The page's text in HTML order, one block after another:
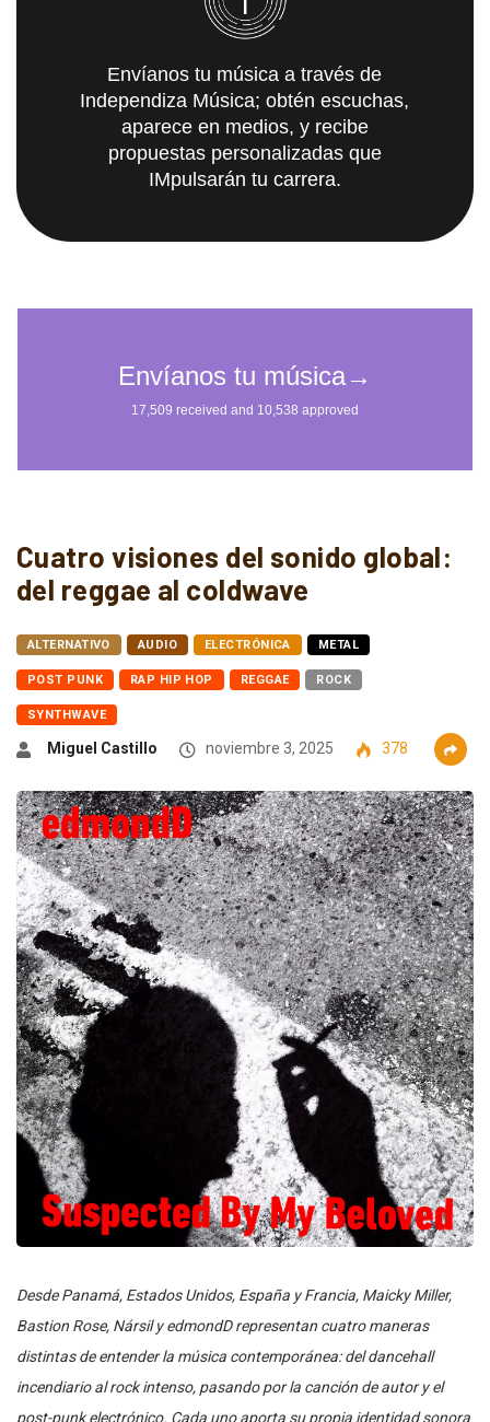
Envíanos tu música a través de
Independiza Música; obtén escuchas,
aparece en medios, y recibe
propuestas personalizadas que
IMpulsarán tu carrera.
Cuatro visiones del sonido global:
del reggae al coldwave
ALTERNATIVO AUDIO ELECTRÓNICA METAL
POST PUNK RAP HIP HOP REGGAE ROCK
SYNTHWAVE
Miguel Castillo noviembre 3, 2025 378
Desde Panamá, Estados Unidos, España y Francia, Maicky Miller,
Bastion Rose, Nársil y edmondD representan cuatro maneras
distintas de entender la música contemporánea: del dancehall
incendiario al rock intenso, pasando por la canción de autor y el
post-punk electrónico. Cada uno aporta su propia identidad sonora